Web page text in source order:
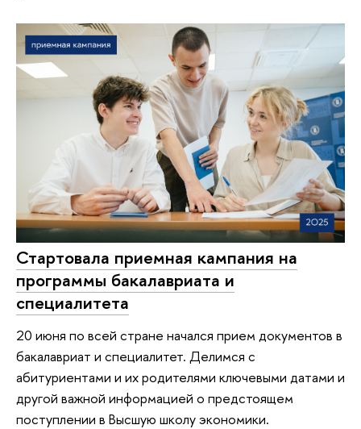
Стартовала приемная кампания на
программы бакалавриата и
специалитета
20 июня по всей стране начался прием документов в
бакалавриат и специалитет. Делимся с
абитуриентами и их родителями ключевыми датами и
другой важной информацией о предстоящем
поступлении в Высшую школу экономики.